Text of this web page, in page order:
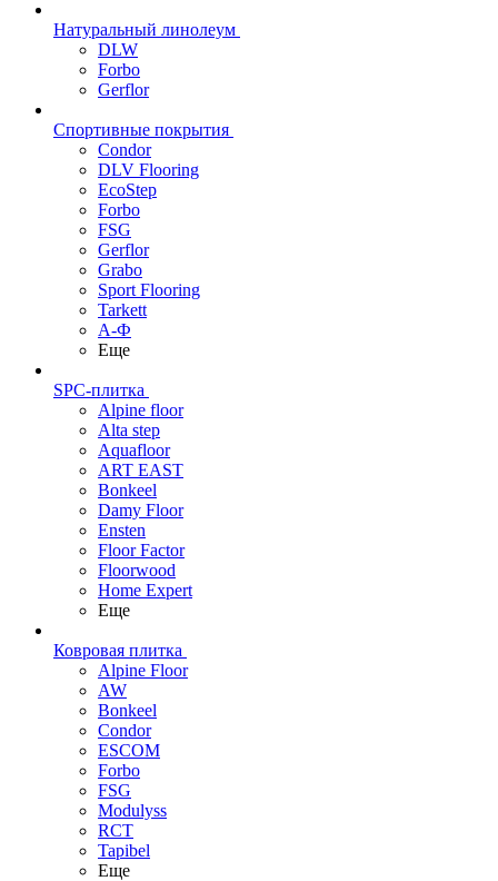
Натуральный линолеум
DLW
Forbo
Gerflor
Спортивные покрытия
Condor
DLV Flooring
EcoStep
Forbo
FSG
Gerflor
Grabo
Sport Flooring
Tarkett
А-Ф
Еще
SPC-плитка
Alpine floor
Alta step
Aquafloor
ART EAST
Bonkeel
Damy Floor
Ensten
Floor Factor
Floorwood
Home Expert
Еще
Ковровая плитка
Alpine Floor
AW
Bonkeel
Condor
ESCOM
Forbo
FSG
Modulyss
RCT
Tapibel
Еще